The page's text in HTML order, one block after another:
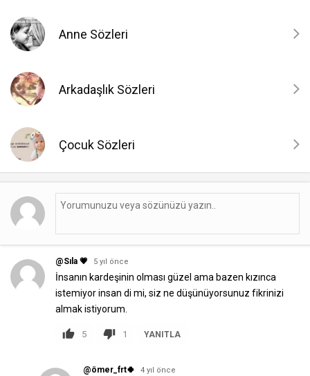
Anne Sözleri
Arkadaşlık Sözleri
Çocuk Sözleri
@Sıla 💗 5 yıl önce
İnsanın kardeşinin olması güzel ama bazen kızınca
istemiyor insan di mi, siz ne düşünüyorsunuz fikrinizi
almak istiyorum.
5 1 YANITLA
@ömer_frt🍀 4 yıl önce